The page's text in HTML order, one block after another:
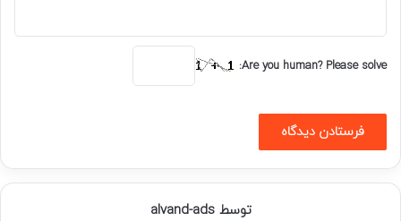
Are you human? Please solve:
توسط alvand-ads